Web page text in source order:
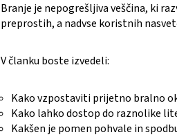
Branje je nepogrešljiva veščina, ki
preprostih, a nadvse koristnih
V članku boste izvedeli:
Kako vzpostaviti prijetno bralno
Kako lahko dostop do raznolike
Kakšen je pomen pohvale in